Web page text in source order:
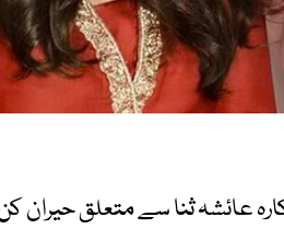
عائشہ ثنا سے متعلق حیران